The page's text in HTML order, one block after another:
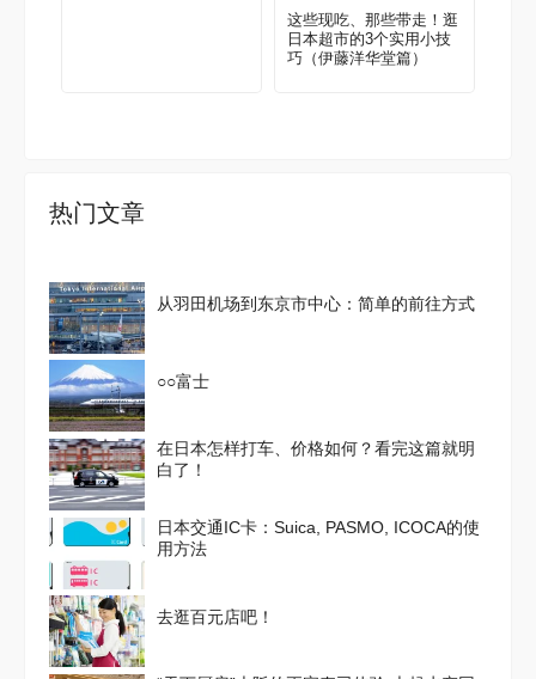
这些现吃、那些带走！逛
日本超市的3个实用小技
巧（伊藤洋华堂篇）
热门文章
从羽田机场到东京市中心：简单的前往方式
○○富士
在日本怎样打车、价格如何？看完这篇就明
白了！
日本交通IC卡：Suica, PASMO, ICOCA的使
用方法
去逛百元店吧！